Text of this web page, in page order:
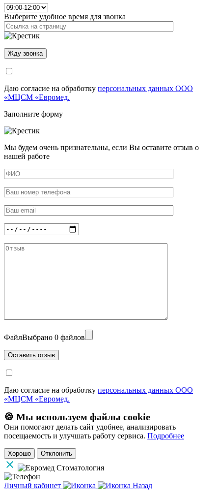
Выберите удобное время для звонка
Даю согласие на обработку персональных данных ООО
«МЦСМ «Евромед.
Заполните форму
Мы будем очень признательны, если Вы оставите отзыв о
нашей работе
ФайлВыбрано 0 файлов
Даю согласие на обработку персональных данных ООО
«МЦСМ «Евромед.
🍪 Мы используем файлы cookie
Они помогают делать сайт удобнее, анализировать
посещаемость и улучшать работу сервиса. Подробнее
Хорошо Отклонить
Личный кабинет
Назад